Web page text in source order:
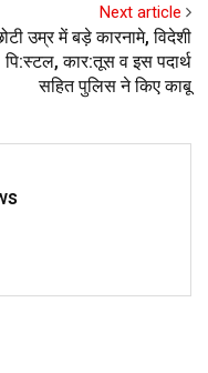
Next article
उम्र में बड़े कारनामे, विदेशी
पि:स्टल, कार:तूस व इस पदार्थ
सहित पुलिस ने किए काबू